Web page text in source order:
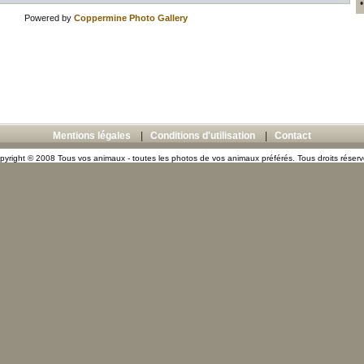
Powered by Coppermine Photo Gallery
Mentions légales Conditions d'utilisation Contact
© 2008 Tous vos animaux - toutes les photos de vos animaux préférés. Tous droits